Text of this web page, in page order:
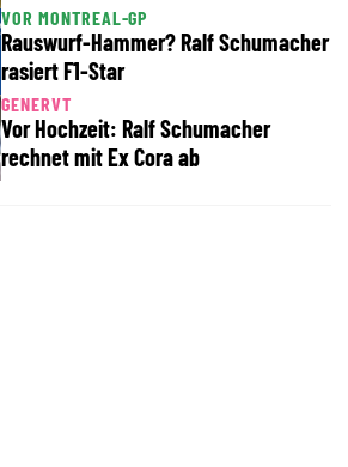
VOR MONTREAL-GP
Rauswurf-Hammer? Ralf Schumacher
rasiert F1-Star
GENERVT
Vor Hochzeit: Ralf Schumacher
rechnet mit Ex Cora ab